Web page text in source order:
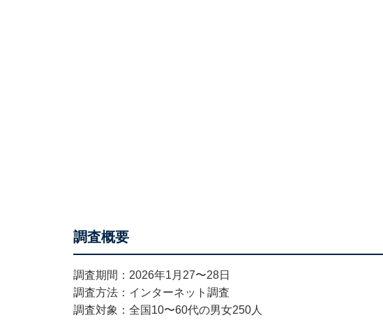
調査概要
調査期間：2026年1月27〜28日
調査方法：インターネット調査
調査対象：全国10〜60代の男女250人